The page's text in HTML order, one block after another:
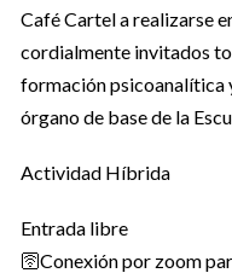
Café Cartel a realizarse
cordialmente invitados
formación psicoanalítica
órgano de base de la
Actividad Híbrida
Entrada libre
🛜Conexión por zoom